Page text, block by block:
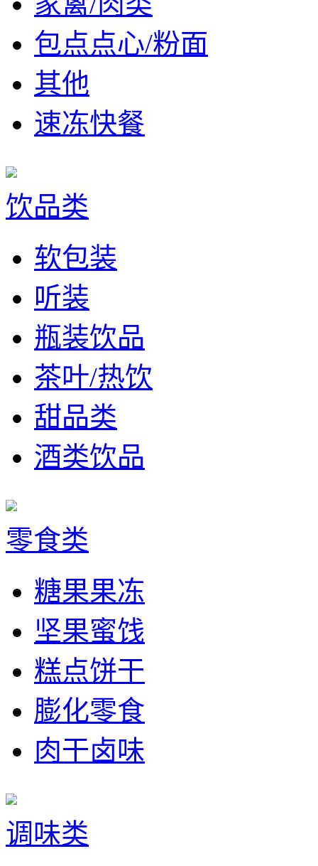
包点点心/粉面
其他
速冻快餐
饮品类
软包装
听装
瓶装饮品
茶叶/热饮
甜品类
酒类饮品
零食类
糖果果冻
坚果蜜饯
糕点饼干
膨化零食
肉干卤味
调味类